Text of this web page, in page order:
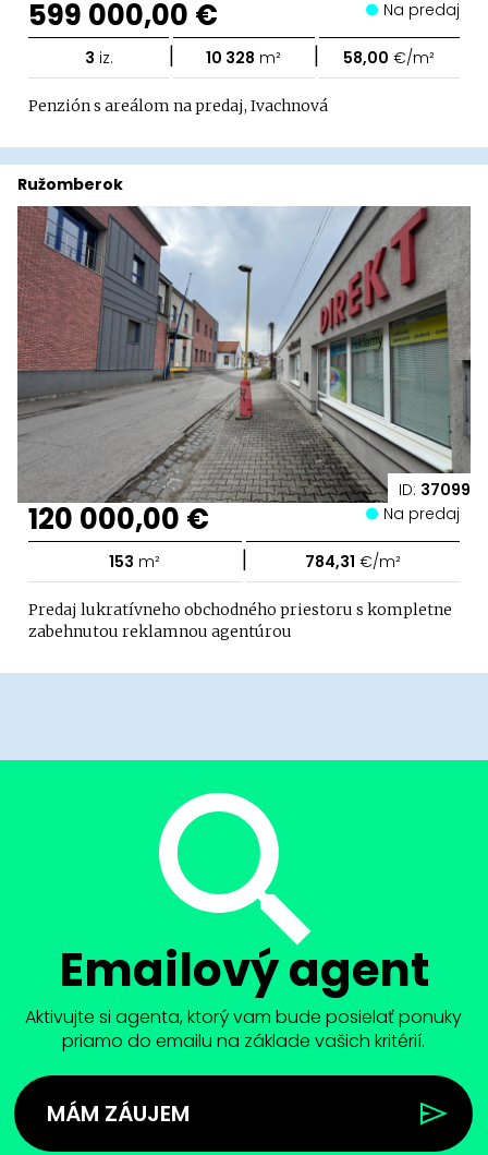
599 000,00 € Na predaj
3 iz. | 10 328 m² | 58,00 €/m²
Penzión s areálom na predaj, Ivachnová
ID: 37099
Ružomberok
120 000,00 € Na predaj
153 m² | 784,31 €/m²
Predaj lukratívneho obchodného priestoru s kompletne
zabehnutou reklamnou agentúrou
Emailový agent
Aktivujte si agenta, ktorý vam bude posielať ponuky
priamo do emailu na základe vašich kritérií.
MÁM ZÁUJEM